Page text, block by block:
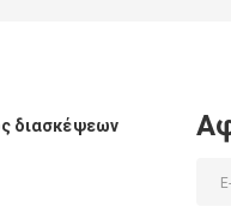
διασκέψεων